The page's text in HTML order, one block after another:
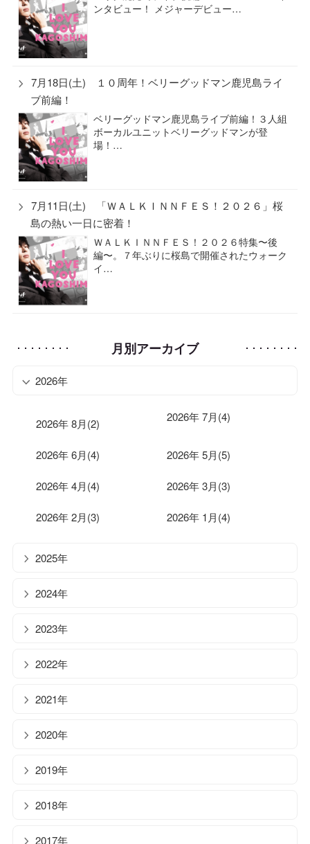
ンタビュー！ メジャーデビュー…
7月18日(土) １０周年！ベリーグッドマン鹿児島ライ
ブ前編！
ベリーグッドマン鹿児島ライブ前編！３人組
ボーカルユニットベリーグッドマンが登
場！…
7月11日(土) 「ＷＡＬＫＩＮＮＦＥＳ！２０２６」桜
島の熱い一日に密着！
ＷＡＬＫＩＮＮＦＥＳ！２０２６特集〜後
編〜。７年ぶりに桜島で開催されたウォーク
イ…
月別アーカイブ
2026年
2026年 8月(2) 2026年 7月(4)
2026年 6月(4) 2026年 5月(5)
2026年 4月(4) 2026年 3月(3)
2026年 2月(3) 2026年 1月(4)
2025年
2024年
2023年
2022年
2021年
2020年
2019年
2018年
2017年